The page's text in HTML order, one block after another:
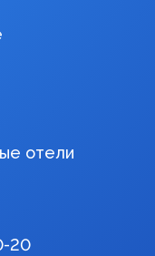
отели
20